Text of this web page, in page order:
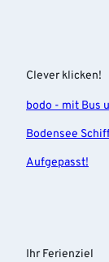
Clever klicken!
bodo - mit Bus
Bodensee
Aufgepasst!
Ihr Ferienziel